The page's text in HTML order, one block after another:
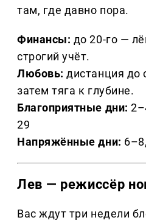
там, где давно пора.
Финансы: до 20-го —
строгий учёт.
Любовь: дистанция до
затем тяга к глубине.
Благоприятные дни:
29
Напряжённые дни:
Лев — режиссёр
Вас ждут три недели